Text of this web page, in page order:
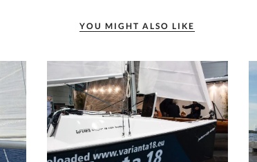
YOU MIGHT ALSO LIKE